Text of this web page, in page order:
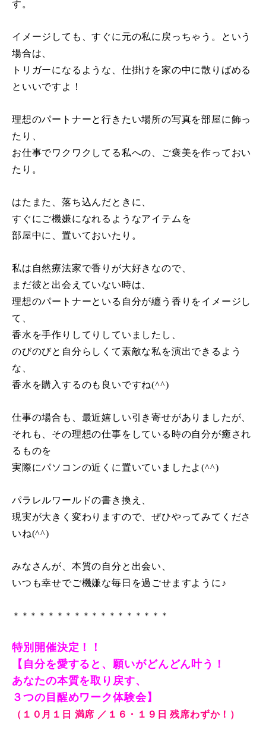
す。
イメージしても、すぐに元の私に戻っちゃう。という
場合は、
トリガーになるような、仕掛けを家の中に散りばめる
といいですよ！
理想のパートナーと行きたい場所の写真を部屋に飾っ
たり、
お仕事でワクワクしてる私への、ご褒美を作っておい
たり。
はたまた、落ち込んだときに、
すぐにご機嫌になれるようなアイテムを
部屋中に、置いておいたり。
私は自然療法家で香りが大好きなので、
まだ彼と出会えていない時は、
理想のパートナーといる自分が纏う香りをイメージし
て、
香水を手作りしてりしていましたし、
のびのびと自分らしくて素敵な私を演出できるよう
な、
香水を購入するのも良いですね(^^)
仕事の場合も、最近嬉しい引き寄せがありましたが、
それも、その理想の仕事をしている時の自分が癒され
るものを
実際にパソコンの近くに置いていましたよ(^^)
パラレルワールドの書き換え、
現実が大きく変わりますので、ぜひやってみてくださ
いね(^^)
みなさんが、本質の自分と出会い、
いつも幸せでご機嫌な毎日を過ごせますように♪
＊＊＊＊＊＊＊＊＊＊＊＊＊＊＊＊＊＊
特別開催決定！！
【自分を愛すると、願いがどんどん叶う！
あなたの本質を取り戻す、
３つの目醒めワーク体験会】
（１０月１日 満席 ／１６・１９日 残席わずか！）